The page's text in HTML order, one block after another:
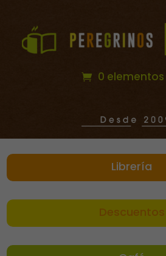
0 elementos
Librería
Descuentos